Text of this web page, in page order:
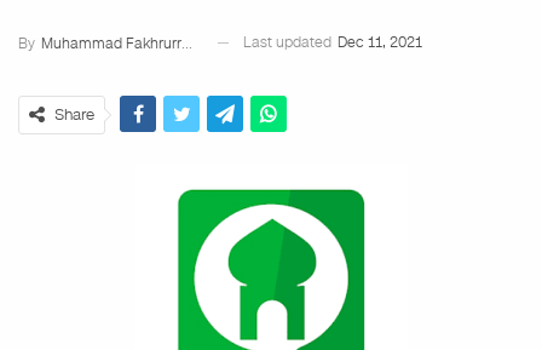
By Muhammad Fakhrurrozi Last updated Dec 11, 2021
Share